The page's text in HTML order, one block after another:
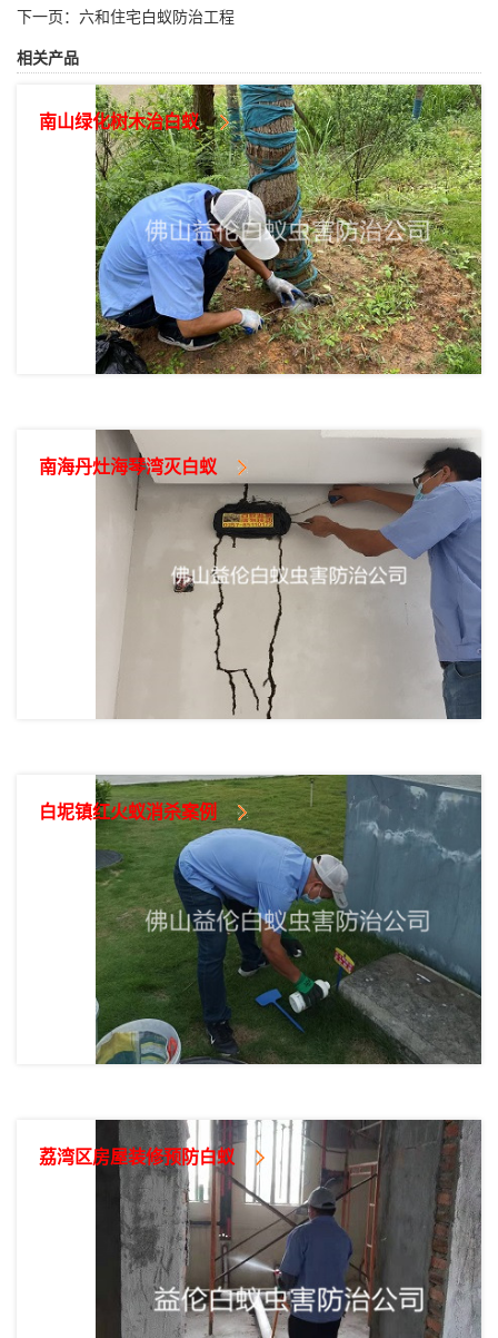
下一页： 六和住宅白蚁防治工程
相关产品
南山绿化树木治白蚁
南海丹灶海琴湾灭白蚁
白坭镇红火蚁消杀案例
荔湾区房屋装修预防白蚁